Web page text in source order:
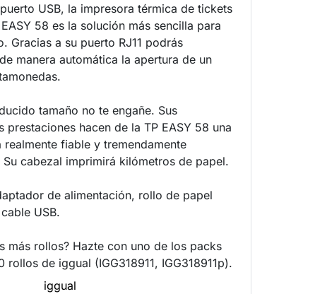
USB, la impresora térmica de tickets
58 es la solución más sencilla para
Gracias a su puerto RJ11 podrás
manera automática la apertura de un
tamaño no te engañe. Sus
prestaciones hacen de la TP EASY 58 una
realmente fiable y tremendamente
cabezal imprimirá kilómetros de papel.
de alimentación, rollo de papel
USB.
más rollos? Hazte con uno de los packs
rollos de iggual (IGG318911, IGG318911p).
iggual